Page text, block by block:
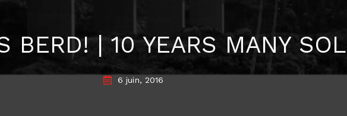
BERD! | 10 YEARS MANY
6 juin, 2016